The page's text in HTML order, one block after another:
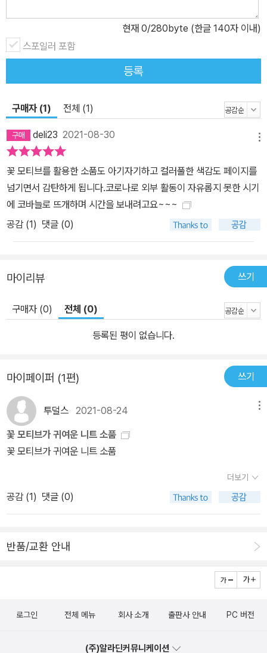
현재 0/280byte (한글 140자 이내)
스포일러 포함
등록
구매자 (1) 전체 (1)
deli23 2021-08-30
꽃 모티브를 활용한 소품도 아기자기하고 컬러풀한 색감도 페이지를
넘기면서 감탄하게 됩니다.코로나로 외부 활동이 자유롭지 못한 시기
에 코바늘로 뜨개하며 시간을 보내려고요~~~
공감 (1) 댓글 (0)
마이리뷰 쓰기
구매자 (0) 전체 (0)
등록된 평이 없습니다.
마이페이퍼 (1편) 쓰기
투덜스 2021-08-24
꽃 모티브가 귀여운 니트 소품
꽃 모티브가 귀여운 니트 소품
더보기
공감 (1) 댓글 (0)
반품/교환 안내
로그인 전체 메뉴 회사 소개 출판사 안내 PC 버전
(주)알라딘커뮤니케이션